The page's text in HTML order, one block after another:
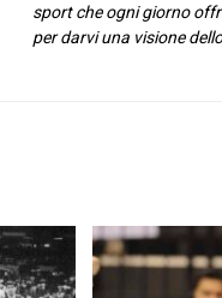
sport che ogni giorno
per darvi una visione